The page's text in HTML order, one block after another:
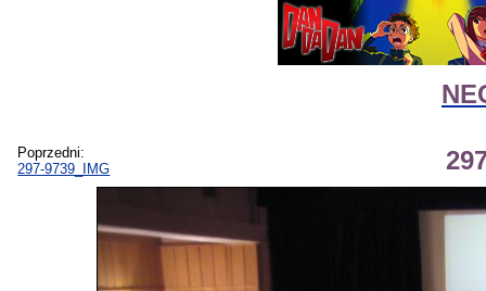
Poprzedni:
297-9739_IMG